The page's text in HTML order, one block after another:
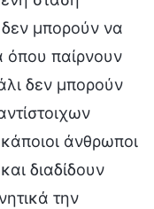
μπορούν να
όπου παίρνουν
δεν μπορούν
άνθρωποι
διαδίδουν
την